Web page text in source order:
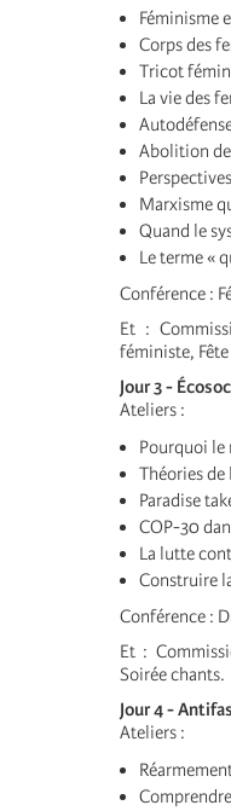
Féminisme
Corps des
Tricot
La vie des
Abolition
Marxisme
Quand le
Le terme «
Conférence :
Et :
féministe,
Jour 3 -
Ateliers :
Pourquoi le
Théories
Paradise
COP-30
La lutte
Construire
Conférence :
Et :
Soirée chants.
Jour 4 -
Ateliers :